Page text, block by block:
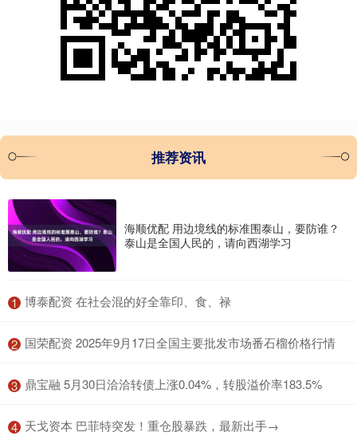
推荐资讯
海顺优配 用边境线的标准围泰山，要防谁？
泰山是全国人民的，请向西湖学习
1 ​博泰配资 在社会混的好全靠印、食、禄
2 ​国荣配资 2025年9月17日全国主要批发市场番石榴价格行情
3 ​鼎宝融 5月30日洽洽转债上涨0.04%，转股溢价率183.5%
4 ​天戈资本 巴菲特突发！重仓股暴跌，最新出手→